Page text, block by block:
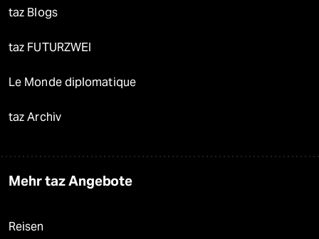
taz Blogs
taz FUTURZWEI
Le Monde diplomatique
taz Archiv
Mehr taz Angebote
Reisen